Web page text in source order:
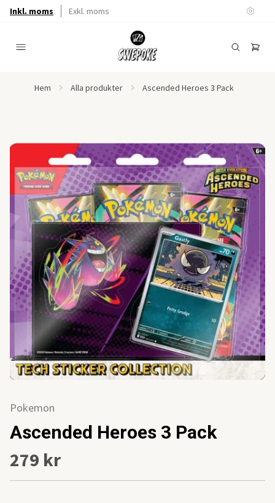
Inkl. moms Exkl. moms
Hem Alla produkter Ascended Heroes 3 Pack
Pokemon
Ascended Heroes 3 Pack
279 kr